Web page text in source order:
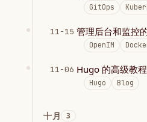
GitOps
11-15 管理后台和监控
OpenIM
11-06 Hugo 的高级教程
Hugo Blog
十月 3